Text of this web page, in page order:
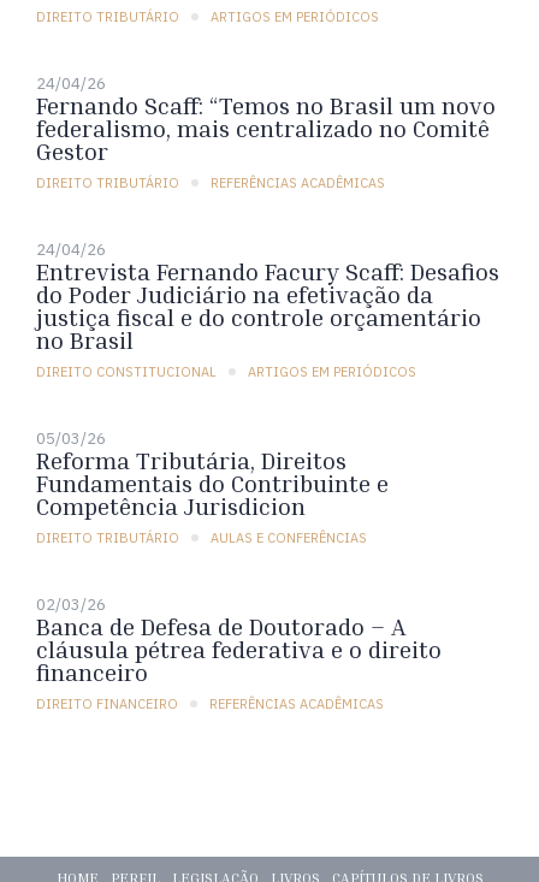
DIREITO TRIBUTÁRIO ARTIGOS EM PERIÓDICOS
24/04/26
Fernando Scaff: “Temos no Brasil um novo
federalismo, mais centralizado no Comitê
Gestor
DIREITO TRIBUTÁRIO REFERÊNCIAS ACADÊMICAS
24/04/26
Entrevista Fernando Facury Scaff: Desafios
do Poder Judiciário na efetivação da
justiça fiscal e do controle orçamentário
no Brasil
DIREITO CONSTITUCIONAL ARTIGOS EM PERIÓDICOS
05/03/26
Reforma Tributária, Direitos
Fundamentais do Contribuinte e
Competência Jurisdicion
DIREITO TRIBUTÁRIO AULAS E CONFERÊNCIAS
02/03/26
Banca de Defesa de Doutorado – A
cláusula pétrea federativa e o direito
financeiro
DIREITO FINANCEIRO REFERÊNCIAS ACADÊMICAS
HOME PERFIL LEGISLAÇÃO LIVROS CAPÍTULOS DE LIVROS